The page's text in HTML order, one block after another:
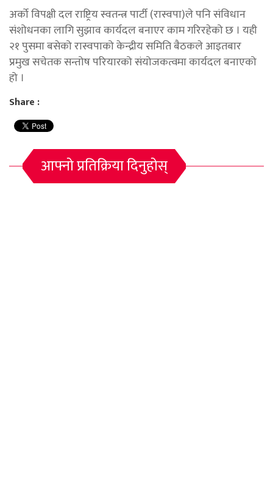
अर्को विपक्षी दल राष्ट्रिय स्वतन्त्र पार्टी (रास्वपा)ले पनि संविधान
संशोधनका लागि सुझाव कार्यदल बनाएर काम गरिरहेको छ । यही
२१ पुसमा बसेको रास्वपाको केन्द्रीय समिति बैठकले आइतबार
प्रमुख सचेतक सन्तोष परियारको संयोजकत्वमा कार्यदल बनाएको
हो ।
Share :
आफ्नो प्रतिक्रिया दिनुहोस्